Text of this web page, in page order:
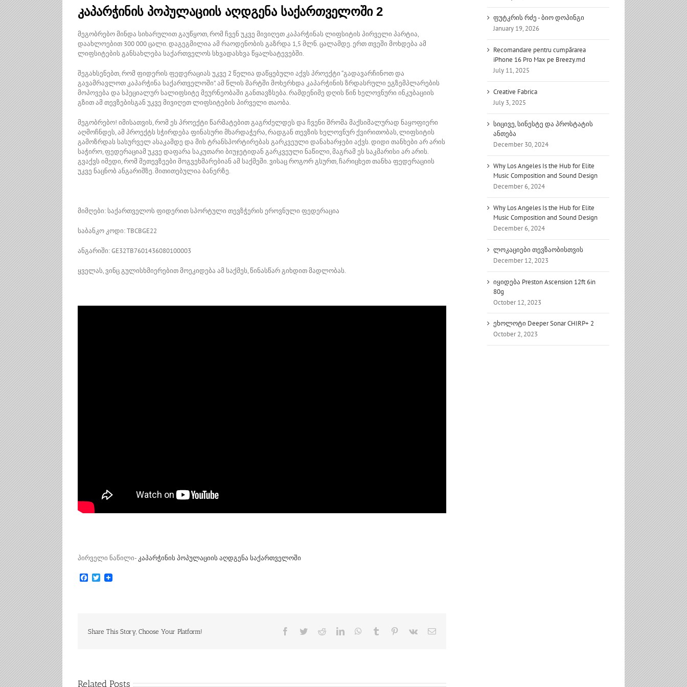
კაპარჭინის პოპულაციის აღდგენა საქართველოში 2
მეგობრებო მინდა სიხარულით გაუწყოთ, რომ ჩვენ უკვე მივიღეთ კაპარჭინას ლიფსიტის პირველი პარტია,
დაახლოებით 300 000 ცალი. დაგეგმილია ამ რაოდენობის გაზრდა 1,5 მლნ. ცალამდე. ერთ თვეში მოხდება ამ
ლიფსიტების განსახლება საქართველოს სხვადასხვა წყალსატევებში.
შეგახსენებთ, რომ ფიდერის ფედერაციას უკვე 2 წელია დაწყებული აქვს პროექტი “გადავარჩინოთ და
გავამრავლოთ კაპარჭინა საქართველოში”. ამ წლის მარტში მოხერხდა კაპარჭინის ზრდასრული ეგზემპლარების
მოპოვება და სპეციალურ სალიფსიტე მეურნეობაში განთავზსება. რამდენიმე დღის წინ ხელოვნური ინკუბაციის
გზით ამ თევზებისგან უკვე მივიღეთ ლიფსიტების პირველი თაობა.
მეგობრებო! იმისათვის, რომ ეს პროექტი წარმატებით გაგრძელდეს და ჩვენი შრომა მაქსიმალურად ნაყოფიერი
აღმოჩნდეს, ამ პროექტს სჭირდება ფინასური მხარდაჭერა, რადგან თევზის ხელოვნურ ქვირითობას, ლიფსიტის
გამოზრდას სასურველ ასაკამდე და მის ტრანსპორტირებას გარკვეული დანახარჯები აქვს. დიდი თანხები არ არის
საჭირო, ფედერაციამ უკვე დაფარა საკუთარი ბიუჯეტიდან გარკვეული ნაწილი, მაგრამ ეს საკმარისი არ არის.
გვაქვს იმედი, რომ მეთევზეები მოგვეხმარებიან ამ საქმეში. ვისაც როგორ გსურთ, ჩარიცხეთ თანხა ფედერაციის
უკვე ნაცნობ ანგარიშზე. მითითებულია ბანერზე.
მიმღები: საქართველოს ფიდერით სპორტული თევზჭერის ეროვნული ფედერაცია
საბანკო კოდი: TBCBGE22
ანგარიში: GE32TB7601436080100003
ყველას, ვინც გულისხმიერებით მოეკიდება ამ საქმეს, წინასწარ გიხდით მადლობას.
პირველი ნაწილი-კაპარჭინის პოპულაციის აღდგენა საქართველოში
Facebook
Twitter
Share This Story, Choose Your Platform! Facebook
TwitterRedditLinkedInWhatsApp
Tumblr Pinterest
Vk Email
Related Posts
ფუტკრის რძე - ბიო დოპინგი
January 19, 2026
Recomandare pentru cumpărarea
iPhone 16 Pro Max pe Breezy.md
July 11, 2025
Creative Fabrica
July 3, 2025
სიცივე, სინესტე და პროსტატის
ანთება
December 30, 2024
Why Los Angeles Is the Hub for Elite
Music Composition and Sound Design
December 6, 2024
Why Los Angeles Is the Hub for Elite
Music Composition and Sound Design
December 6, 2024
ლოკაციები თევზაობისთვის
December 12, 2023
იყიდება Preston Ascension 12ft 6in
80g
October 12, 2023
ეხოლოტი Deeper Sonar CHIRP+ 2
October 2, 2023